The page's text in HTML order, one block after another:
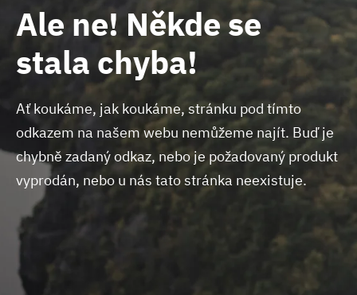
Ale ne! Někde se
stala chyba!
Ať koukáme, jak koukáme, stránku pod tímto
odkazem na našem webu nemůžeme najít. Buď je
chybně zadaný odkaz, nebo je požadovaný produkt
vyprodán, nebo u nás tato stránka neexistuje.